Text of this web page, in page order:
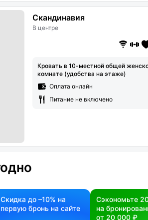
Скандинавия
В центре
Кровать в 10-местной общей
комнате (удобства на этаже)
Оплата онлайн
Питание не включено
Скидка до –10% на
первую бронь на сайте
Сэкономьте
на
от 20 000 ₽